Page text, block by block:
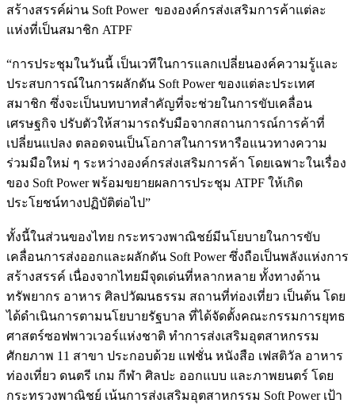
สร้างสรรค์ผ่าน Soft Power ขององค์กรส่งเสริมการค้าแต่ละ
แห่งที่เป็นสมาชิก ATPF
“การประชุมในวันนี้ เป็นเวทีในการแลกเปลี่ยนองค์ความรู้และ
ประสบการณ์ในการผลักดัน Soft Power ของแต่ละประเทศ
สมาชิก ซึ่งจะเป็นบทบาทสำคัญที่จะช่วยในการขับเคลื่อน
เศรษฐกิจ ปรับตัวให้สามารถรับมือจากสถานการณ์การค้าที่
เปลี่ยนแปลง ตลอดจนเป็นโอกาสในการหารือแนวทางความ
ร่วมมือใหม่ ๆ ระหว่างองค์กรส่งเสริมการค้า โดยเฉพาะในเรื่อง
ของ Soft Power พร้อมขยายผลการประชุม ATPF ให้เกิด
ประโยชน์ทางปฏิบัติต่อไป”
ทั้งนี้ในส่วนของไทย กระทรวงพาณิชย์มีนโยบายในการขับ
เคลื่อนการส่งออกและผลักดัน Soft Power ซึ่งถือเป็นพลังแห่งการ
สร้างสรรค์ เนื่องจากไทยมีจุดเด่นที่หลากหลาย ทั้งทางด้าน
ทรัพยากร อาหาร ศิลปวัฒนธรรม สถานที่ท่องเที่ยว เป็นต้น โดย
ได้ดำเนินการตามนโยบายรัฐบาล ที่ได้จัดตั้งคณะกรรมการยุทธ
ศาสตร์ซอฟพาวเวอร์แห่งชาติ ทำการส่งเสริมอุตสาหกรรม
ศักยภาพ 11 สาขา ประกอบด้วย แฟชั่น หนังสือ เฟสติวัล อาหาร
ท่องเที่ยว ดนตรี เกม กีฬา ศิลปะ ออกแบบ และภาพยนตร์ โดย
กระทรวงพาณิชย์ เน้นการส่งเสริมอุตสาหกรรม Soft Power เป้า